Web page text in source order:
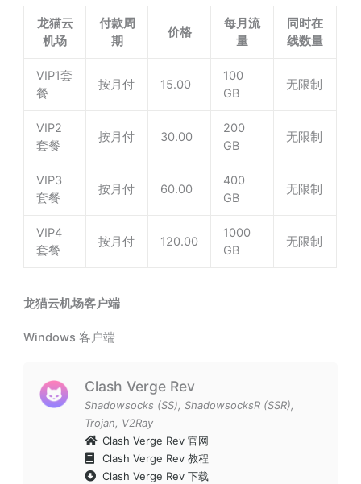
龙猫云
机场
付款周
期
价格
每月流
量
同时在
线数量
VIP1套
餐
按月付 15.00
100
GB
无限制
VIP2
套餐
按月付 30.00
200
GB
无限制
VIP3
套餐
按月付 60.00
400
GB
无限制
VIP4
套餐
按月付 120.00
1000
GB
无限制
龙猫云机场客户端
Windows 客户端
Clash Verge Rev
Shadowsocks (SS), ShadowsocksR (SSR),
Trojan, V2Ray
Clash Verge Rev 官网
Clash Verge Rev 教程
Clash Verge Rev 下载